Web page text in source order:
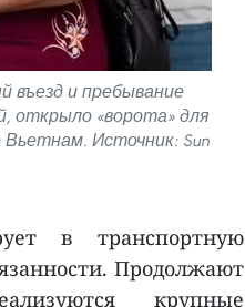
въезд и пребывание
открыло «ворота» для
Источник: Sun
в транспортную
Продолжают
крупные